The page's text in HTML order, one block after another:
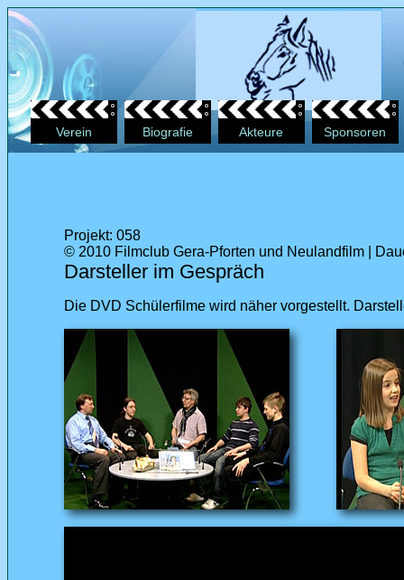
Verein Biografie Akteure Sponsoren
Projekt: 058
© 2010 Filmclub Gera-Pforten und Neulandfilm |
Darsteller im Gespräch
Die DVD Schülerfilme wird näher vorgestellt.